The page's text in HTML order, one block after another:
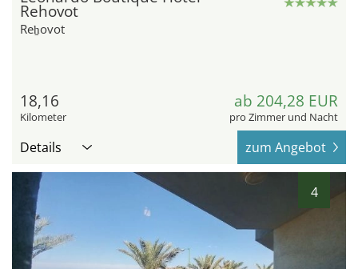
Rehovot
Reẖovot
18,16
Kilometer
ab 204,28 EUR
pro Zimmer und Nacht
Details zum Angebot
4